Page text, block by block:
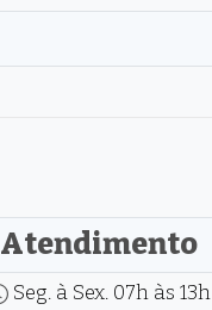
Atendimento
Seg. à Sex. 07h às 13h